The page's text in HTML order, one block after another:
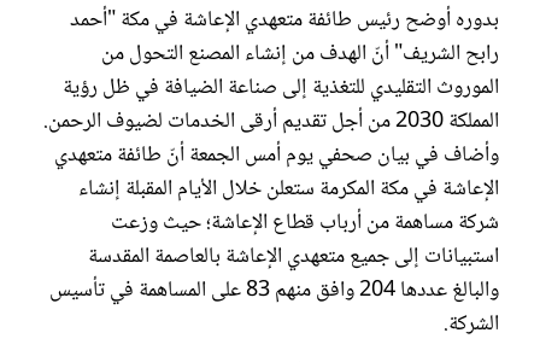
بدوره أوضح رئيس طائفة متعهدي الإعاشة في مكة "أحمد
رابح الشريف" أنّ الهدف من إنشاء المصنع التحول من
الموروث التقليدي للتغذية إلى صناعة الضيافة في ظل رؤية
المملكة 2030 من أجل تقديم أرقى الخدمات لضيوف الرحمن.
وأضاف في بيان صحفي يوم أمس الجمعة أنّ طائفة متعهدي
الإعاشة في مكة المكرمة ستعلن خلال الأيام المقبلة إنشاء
شركة مساهمة من أرباب قطاع الإعاشة؛ حيث وزعت
استبيانات إلى جميع متعهدي الإعاشة بالعاصمة المقدسة
والبالغ عددها 204 وافق منهم 83 على المساهمة في تأسيس
الشركة.